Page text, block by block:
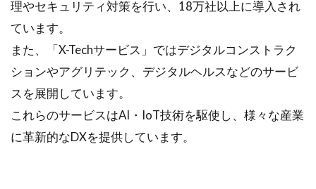
理やセキュリティ対策を行い、18万社以上に導入され
ています。
また、「X-Techサービス」ではデジタルコンストラク
ションやアグリテック、デジタルヘルスなどのサービ
スを展開しています。
これらのサービスはAI・IoT技術を駆使し、様々な産業
に革新的なDXを提供しています。